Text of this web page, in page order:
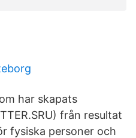
har skapats
från resultat
fysiska personer och